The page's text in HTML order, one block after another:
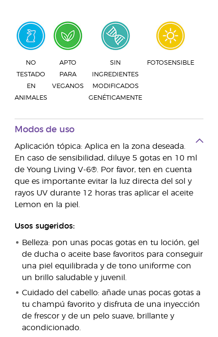
NO
TESTADO
EN
ANIMALES
APTO
PARA
VEGANOS
SIN
INGREDIENTES
MODIFICADOS
GENÉTICAMENTE
FOTOSENSIBLE
Modos de uso
Aplicación tópica: Aplica en la zona deseada.
En caso de sensibilidad, diluye 5 gotas en 10 ml
de Young Living V-6®. Por favor, ten en cuenta
que es importante evitar la luz directa del sol y
rayos UV durante 12 horas tras aplicar el aceite
Lemon en la piel.
Usos sugeridos:
Belleza: pon unas pocas gotas en tu loción, gel
de ducha o aceite base favoritos para conseguir
una piel equilibrada y de tono uniforme con
un brillo saludable y juvenil.
Cuidado del cabello: añade unas pocas gotas a
tu champú favorito y disfruta de una inyección
de frescor y de un pelo suave, brillante y
acondicionado.